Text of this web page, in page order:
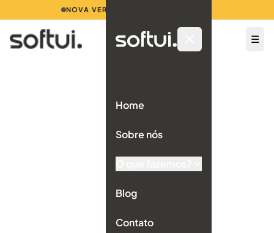
NOVA VERSÃO 2.0 EM IMPLANTAÇÃO
☰
Home
Sobre nós
Blog
Contato